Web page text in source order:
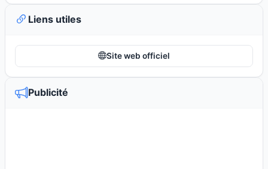
Liens utiles
Site web officiel
Publicité